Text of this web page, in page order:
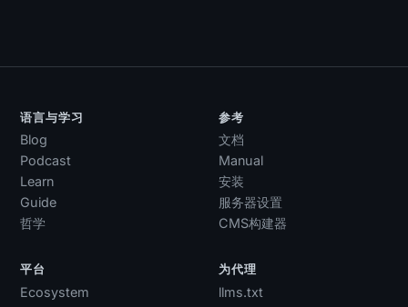
语言与学习
Blog
Podcast
Learn
Guide
哲学
参考
文档
Manual
安装
服务器设置
CMS构建器
平台
Ecosystem
为代理
llms.txt